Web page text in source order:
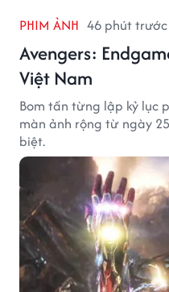
PHIM ẢNH 46 phút trước
Avengers:
Việt Nam
Bom tấn từng lập kỷ lục
màn ảnh rộng từ ngày
biệt.